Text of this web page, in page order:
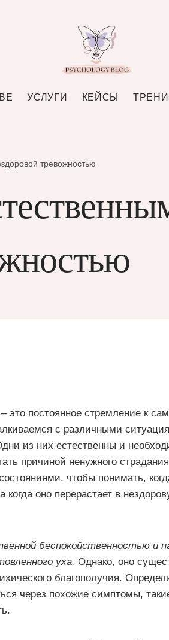
УСЛУГИ КЕЙСЫ
тревожностью
– это постоянное стремление к
с различными
из них естественны и
причиной ненужного
чтобы понимать,
оно перерастает в
беспокойственностью и
уха. Однако, оно
благополучия.
через похожие симптомы,